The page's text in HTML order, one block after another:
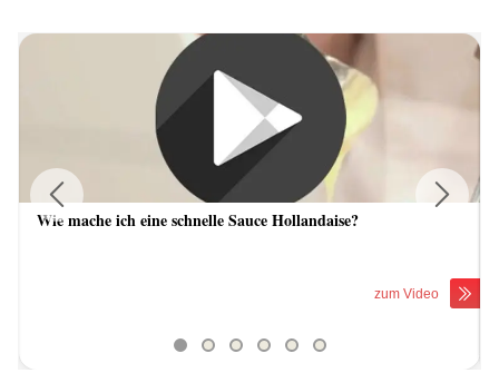
Wie mache ich eine schnelle Sauce Hollandaise?
zum Video
Previous